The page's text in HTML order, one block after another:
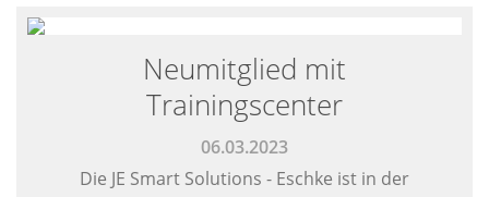
Neumitglied mit
Trainingscenter
06.03.2023
Die JE Smart Solutions - Eschke ist in der